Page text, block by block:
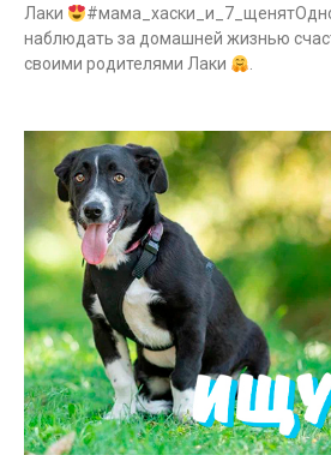
Лаки
наблюдать за домашней жизнью
своими родителями Лаки
.